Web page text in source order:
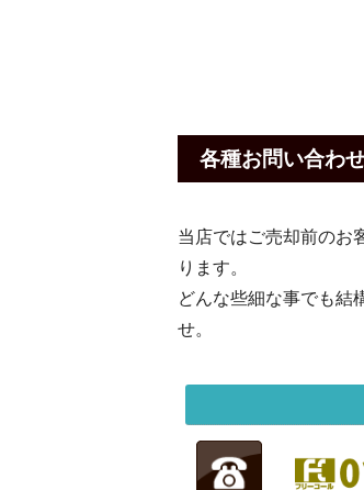
各種お問い合わ
当店ではご売却前のお
ります。
どんな些細な事でも結
せ。